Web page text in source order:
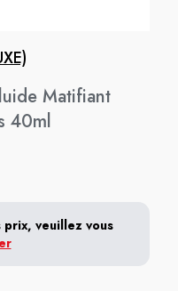
Matifiant
40ml
veuillez vous